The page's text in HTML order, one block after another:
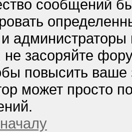
сообщений
администраторы
не засоряйте
повысить
может просто